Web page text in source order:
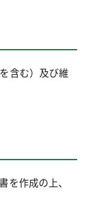
含む）及び維
を作成の上、